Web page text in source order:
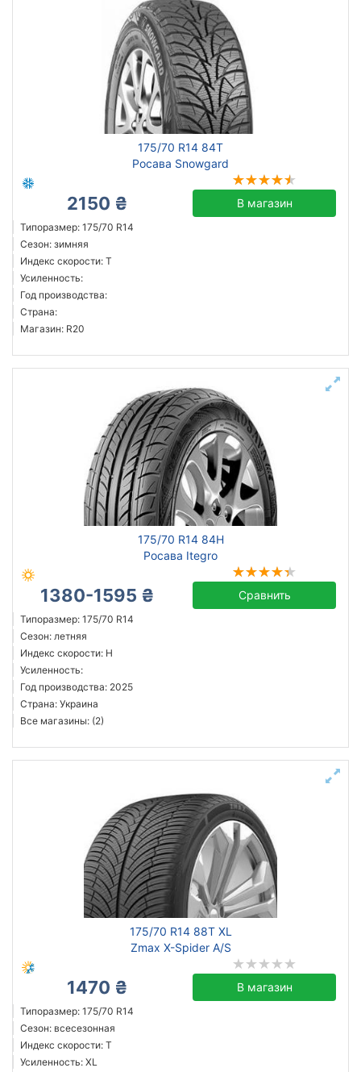
175/70 R14 84T
Росава Snowgard
2150 ₴ В магазин
Типоразмер: 175/70 R14
Сезон: зимняя
Индекс скорости: T
Усиленность:
Год производства:
Страна:
Магазин: R20
175/70 R14 84H
Росава Itegro
1380-1595 ₴ Сравнить
Типоразмер: 175/70 R14
Сезон: летняя
Индекс скорости: H
Усиленность:
Год производства: 2025
Страна: Украина
Все магазины: (2)
175/70 R14 88T XL
Zmax X-Spider A/S
1470 ₴ В магазин
Типоразмер: 175/70 R14
Сезон: всесезонная
Индекс скорости: T
Усиленность: XL
Тип транспортного средства
Усиленная шина
Год производства
Страна производства
Сбросить